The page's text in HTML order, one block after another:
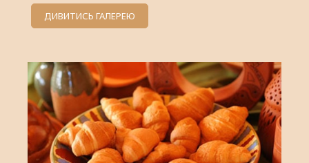
ДИВИТИСЬ ГАЛЕРЕЮ